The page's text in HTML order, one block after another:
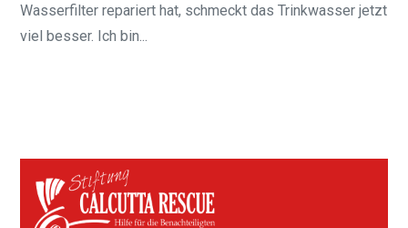
Wasserfilter repariert hat, schmeckt das Trinkwasser jetzt
viel besser. Ich bin...